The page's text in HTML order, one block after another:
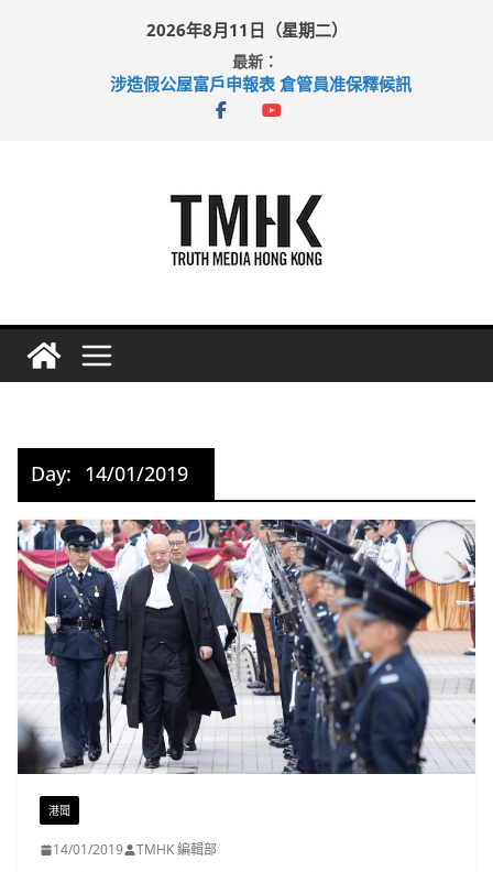
2026年8月11日（星期二）
最新：
涉造假公屋富戶申報表 倉管員准保釋候訊
Day: 14/01/2019
港聞
14/01/2019 TMHK 編輯部